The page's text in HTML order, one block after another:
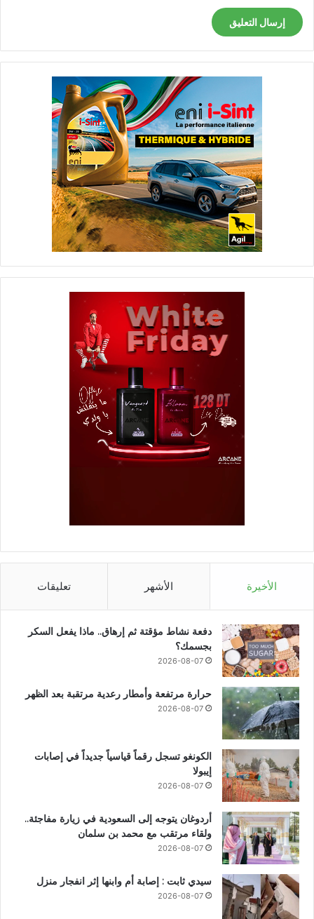
الأخيرة الأشهر تعليقات
دفعة نشاط مؤقتة ثم إرهاق.. ماذا يفعل السكر
بجسمك؟
2026-08-07
حرارة مرتفعة وأمطار رعدية مرتقبة بعد الظهر
2026-08-07
الكونغو تسجل رقماً قياسياً جديداً في إصابات
إيبولا
2026-08-07
أردوغان يتوجه إلى السعودية في زيارة مفاجئة..
ولقاء مرتقب مع محمد بن سلمان
2026-08-07
سيدي ثابت : إصابة أم وابنها إثر انفجار منزل
2026-08-07